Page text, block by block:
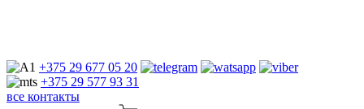
+375 29 677 05 20
+375 29 577 93 31
все контакты